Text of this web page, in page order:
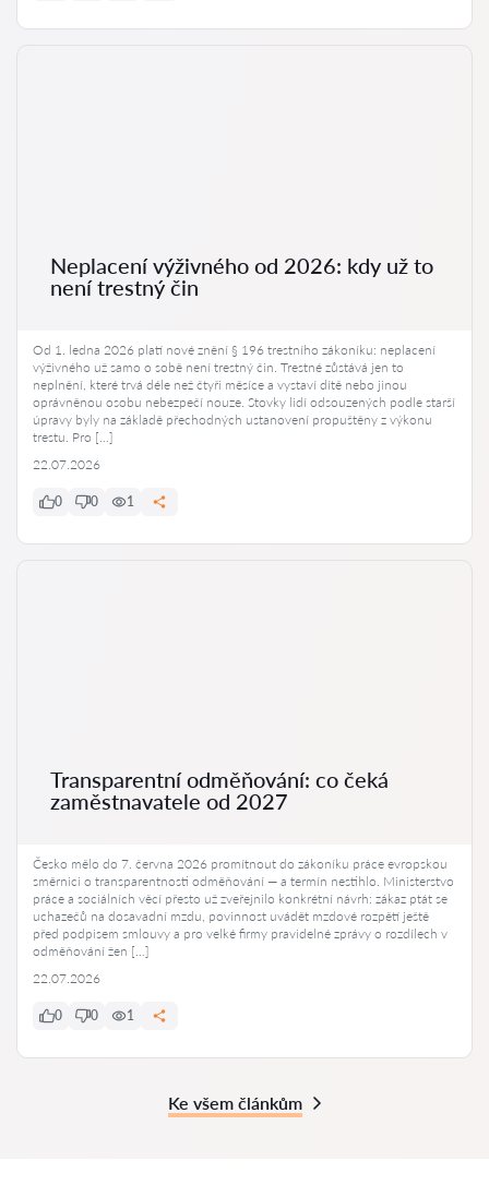
Neplacení výživného od 2026: kdy už to
není trestný čin
Od 1. ledna 2026 platí nové znění § 196 trestního zákoníku: neplacení
výživného už samo o sobě není trestný čin. Trestné zůstává jen to
neplnění, které trvá déle než čtyři měsíce a vystaví dítě nebo jinou
oprávněnou osobu nebezpečí nouze. Stovky lidí odsouzených podle starší
úpravy byly na základě přechodných ustanovení propuštěny z výkonu
trestu. Pro […]
22.07.2026
0 0 1
Transparentní odměňování: co čeká
zaměstnavatele od 2027
Česko mělo do 7. června 2026 promítnout do zákoníku práce evropskou
směrnici o transparentnosti odměňování — a termín nestihlo. Ministerstvo
práce a sociálních věcí přesto už zveřejnilo konkrétní návrh: zákaz ptát se
uchazečů na dosavadní mzdu, povinnost uvádět mzdové rozpětí ještě
před podpisem smlouvy a pro velké firmy pravidelné zprávy o rozdílech v
odměňování žen […]
22.07.2026
0 0 1
Ke všem článkům